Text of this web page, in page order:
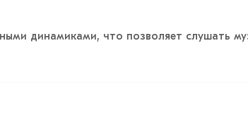
динамиками, что позволяет слушать